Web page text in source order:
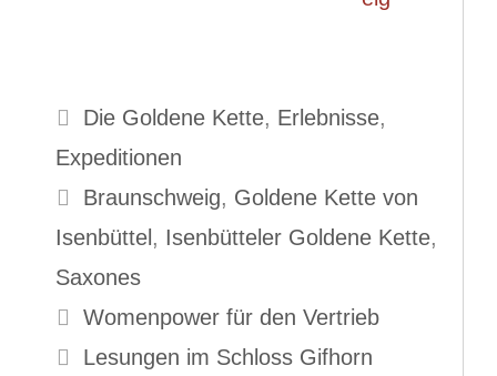
Kategorien
Die Goldene Kette, Erlebnisse,
Expeditionen
Schlagwörter
Braunschweig, Goldene Kette von
Isenbüttel , Isenbütteler Goldene Kette,
Saxones
Womenpower für den Vertrieb
Lesungen im Schloss Gifhorn